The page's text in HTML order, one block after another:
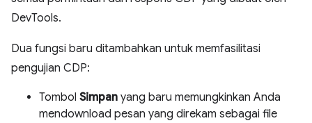
DevTools.
Dua fungsi baru ditambahkan untuk memfasilitasi
pengujian CDP:
Tombol Simpan yang baru memungkinkan Anda
mendownload pesan yang direkam sebagai file